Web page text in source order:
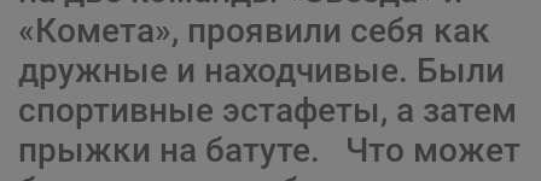
«Комета», проявили себя как
дружные и находчивые. Были
спортивные эстафеты, а затем
прыжки на батуте. Что может